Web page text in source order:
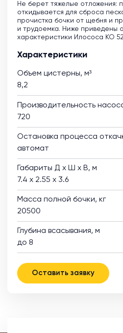
Не берет тяжелые отложения:
откидывается для сброса
прочистка бочки от щебня и
и трудоемка. Ниже приведены
характеристики Илососа КО
Характеристики
Объем цистерны, м³
8,2
Производительность
720
Остановка процесса
автомат
Габариты Д х Ш х В, м
7.4 х 2.55 х 3.6
Масса полной бочки, кг
20500
Глубина всасывания, м
до 8
Оставить заявку